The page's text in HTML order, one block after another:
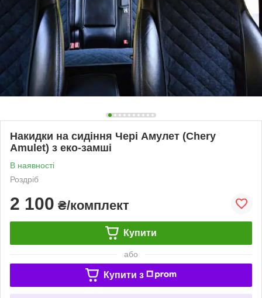
Накидки на сидіння Чері Амулет (Chery
Amulet) з еко-замші
В наявності
Роздріб
2 100 ₴/комплект
Купити
або
Купити з